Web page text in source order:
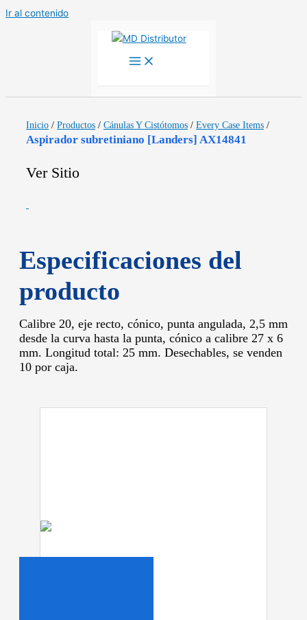
Ir al contenido
Inicio / Productos / Cánulas Y Cistótomos / Every Case Items /
Aspirador subretiniano [Landers] AX14841
Ver Sitio
Especificaciones del
producto
Calibre 20, eje recto, cónico, punta angulada, 2,5 mm
desde la curva hasta la punta, cónico a calibre 27 x 6
mm. Longitud total: 25 mm. Desechables, se venden
10 por caja.